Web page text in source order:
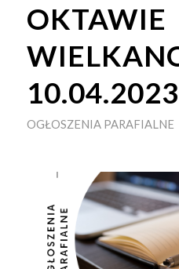
OKTAWIE
10.04.2023
OGŁOSZENIA PARAFIALNE